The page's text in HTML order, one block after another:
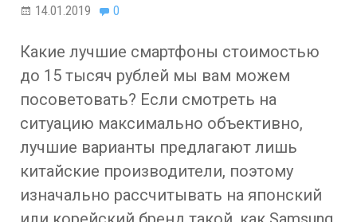
14.01.2019 0
Какие лучшие смартфоны стоимостью
до 15 тысяч рублей мы вам можем
посоветовать? Если смотреть на
ситуацию максимально объективно,
лучшие варианты предлагают лишь
китайские производители, поэтому
изначально рассчитывать на японский